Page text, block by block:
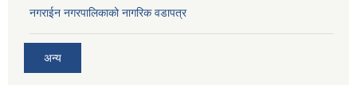
नगराईन नगरपालिकाको नागरिक वडापत्र
अन्य